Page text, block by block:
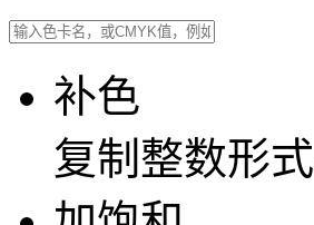
补色
复制 整数形式